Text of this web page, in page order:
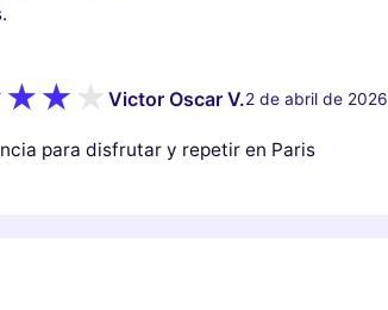
Victor Oscar V.2 de abril de 2026
para disfrutar y repetir en Paris